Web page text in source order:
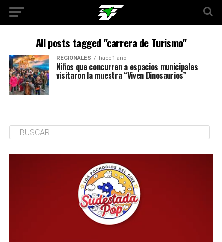
All posts tagged "carrera de Turismo"
REGIONALES hace 1 año
Niños que concurren a espacios municipales
visitaron la muestra “Viven Dinosaurios”